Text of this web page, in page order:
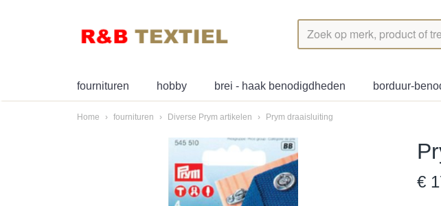
fournituren hobby brei - haak benodigdheden borduur-
Home › fournituren › Diverse Prym artikelen › Prym draaisluiting
€